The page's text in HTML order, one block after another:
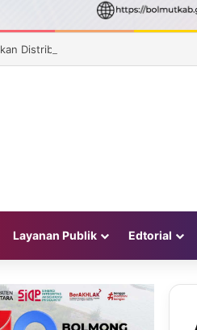
Distribusi Benih ke Enam Kecamatan
Layanan Publik Edtorial